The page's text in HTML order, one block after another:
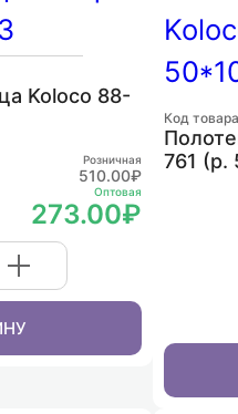
Koloco 88-
Оптовая
273.00₽
Розничная
510.00₽
Код
761 (р.